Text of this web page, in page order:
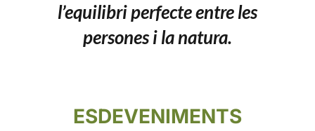
l’equilibri perfecte entre les
persones i la natura.
ESDEVENIMENTS